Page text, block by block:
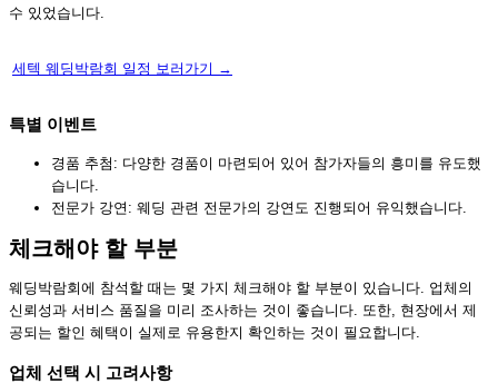
수 있었습니다.
세텍 웨딩박람회 일정 보러가기 →
특별 이벤트
경품 추첨: 다양한 경품이 마련되어 있어 참가자들의 흥미를 유도했
습니다.
전문가 강연: 웨딩 관련 전문가의 강연도 진행되어 유익했습니다.
체크해야 할 부분
웨딩박람회에 참석할 때는 몇 가지 체크해야 할 부분이 있습니다. 업체의
신뢰성과 서비스 품질을 미리 조사하는 것이 좋습니다. 또한, 현장에서 제
공되는 할인 혜택이 실제로 유용한지 확인하는 것이 필요합니다.
업체 선택 시 고려사항